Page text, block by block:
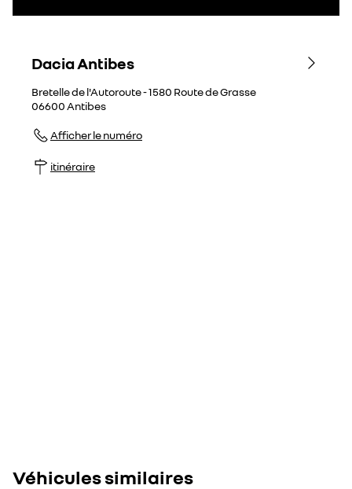
Dacia Antibes
Bretelle de l'Autoroute - 1580 Route de Grasse
06600 Antibes
Afficher le numéro
itinéraire
Véhicules similaires